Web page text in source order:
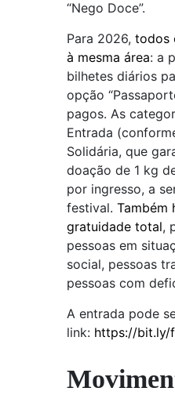
“Nego Doce”.
Para 2026, todos
à mesma área: a
bilhetes diários
opção
pagos. As
Entrada
Solidária, que
doação de 1 kg
por ingresso, a
festival. Também
gratuidade total,
pessoas em
social, pessoas
pessoas com
A entrada pode
link: https://bit.ly/